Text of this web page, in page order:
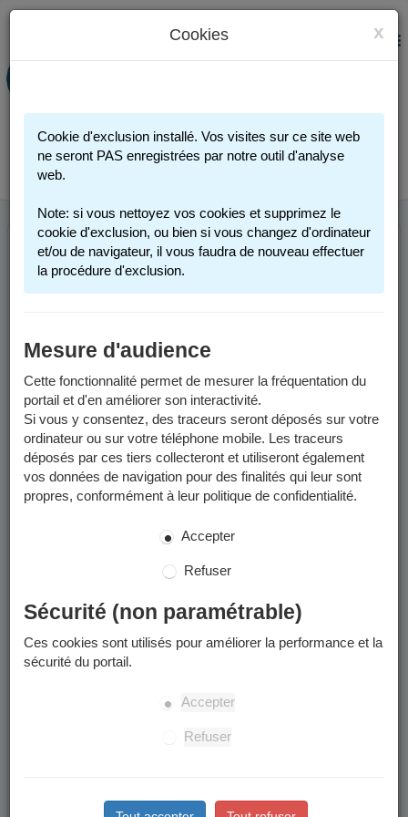
PORTAIL FAMILLE
Connexion
MENU
ANNÉE SCOLAIRE
2026-2027
Les informations sont valables pour l'année scolaire 2026-2027.
Les préinscriptions scolaires seront possibles, sur la page
Inscription scolaire" à partir du vendredi 6 février 2026.
Un calendrier scolaire est disponible dans les
documents à
télécharger
Enfants concernés
La préinscription à l'école publique concerne les enfants qui
Arrivent à Grenoble à la rentrée ou en cours d’année
Souhaitent intégrer leur nouvelle école de secteur
suite à un déménagement à Grenoble.
scolarisation dans le privé ou à domicile.
L’accueil en cours d’année à l’anniversaire des 3 ans
x
Cookies
Cookie d'exclusion installé. Vos visites sur ce site web
ne seront PAS enregistrées par notre outil d'analyse
web.
Note: si vous nettoyez vos cookies et supprimez le
cookie d'exclusion, ou bien si vous changez d'ordinateur
et/ou de navigateur, il vous faudra de nouveau effectuer
la procédure d'exclusion.
Mesure d'audience
Cette fonctionnalité permet de mesurer la fréquentation du
portail et d'en améliorer son interactivité.
Si vous y consentez, des traceurs seront déposés sur votre
ordinateur ou sur votre téléphone mobile. Les traceurs
déposés par ces tiers collecteront et utiliseront également
vos données de navigation pour des finalités qui leur sont
propres, conformément à leur politique de confidentialité.
Accepter
Refuser
Sécurité (non paramétrable)
Ces cookies sont utilisés pour améliorer la performance et la
sécurité du portail.
Accepter
Refuser